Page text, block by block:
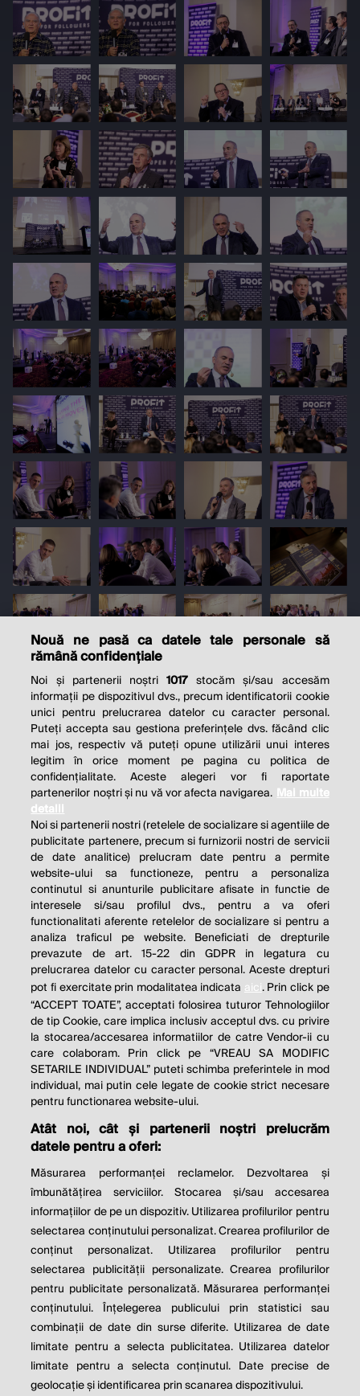
THE SOCIAL RESPONSIBILITY OF
BUSINESS IS TO INCREASE ITS
PROFITS.
Milton Friedman
© 2026 Profit.ro. Toate drepturile rezervate.
Dezvoltat de1616.ro
Contact Publicitate
Politica de cookie Politica de
confidențialitate
Setări cookies
este parte a
Nouă ne pasă ca datele tale personale să
rămână confidențiale
Noi și partenerii noștri1017 stocăm și/sau accesăm
informații pe dispozitivul dvs., precum identificatorii cookie
unici pentru prelucrarea datelor cu caracter personal.
Puteți accepta sau gestiona preferințele dvs. făcând clic
mai jos, respectiv vă puteți opune utilizării unui interes
legitim în orice moment pe pagina cu politica de
confidențialitate. Aceste alegeri vor fi raportate
partenerilor noștri și nu vă vor afecta navigarea. Mai multe
detalii
Noi si partenerii nostri (retelele de socializare si agentiile de
publicitate partenere, precum si furnizorii nostri de servicii
de date analitice) prelucram date pentru a permite
website-ului sa functioneze, pentru a personaliza
continutul si anunturile publicitare afisate in functie de
interesele si/sau profilul dvs., pentru a va oferi
functionalitati aferente retelelor de socializare si pentru a
analiza traficul pe website. Beneficiati de drepturile
prevazute de art. 15-22 din GDPR in legatura cu
prelucrarea datelor cu caracter personal. Aceste drepturi
pot fi exercitate prin modalitatea indicata aici. Prin click pe
“ACCEPT TOATE”, acceptati folosirea tuturor Tehnologiilor
de tip Cookie, care implica inclusiv acceptul dvs. cu privire
la stocarea/accesarea informatiilor de catre Vendor-ii cu
care colaboram. Prin click pe “VREAU SA MODIFIC
SETARILE INDIVIDUAL” puteti schimba preferintele in mod
individual, mai putin cele legate de cookie strict necesare
pentru functionarea website-ului.
Atât noi, cât și partenerii noștri prelucrăm
datele pentru a oferi:
Măsurarea performanței reclamelor. Dezvoltarea și
îmbunătățirea serviciilor. Stocarea și/sau accesarea
informațiilor de pe un dispozitiv. Utilizarea profilurilor pentru
selectarea conținutului personalizat. Crearea profilurilor de
conținut personalizat. Utilizarea profilurilor pentru
selectarea publicității personalizate. Crearea profilurilor
pentru publicitate personalizată. Măsurarea performanței
conținutului. Înțelegerea publicului prin statistici sau
combinații de date din surse diferite. Utilizarea de date
limitate pentru a selecta publicitatea. Utilizarea datelor
limitate pentru a selecta conținutul. Date precise de
geolocație și identificarea prin scanarea dispozitivului.